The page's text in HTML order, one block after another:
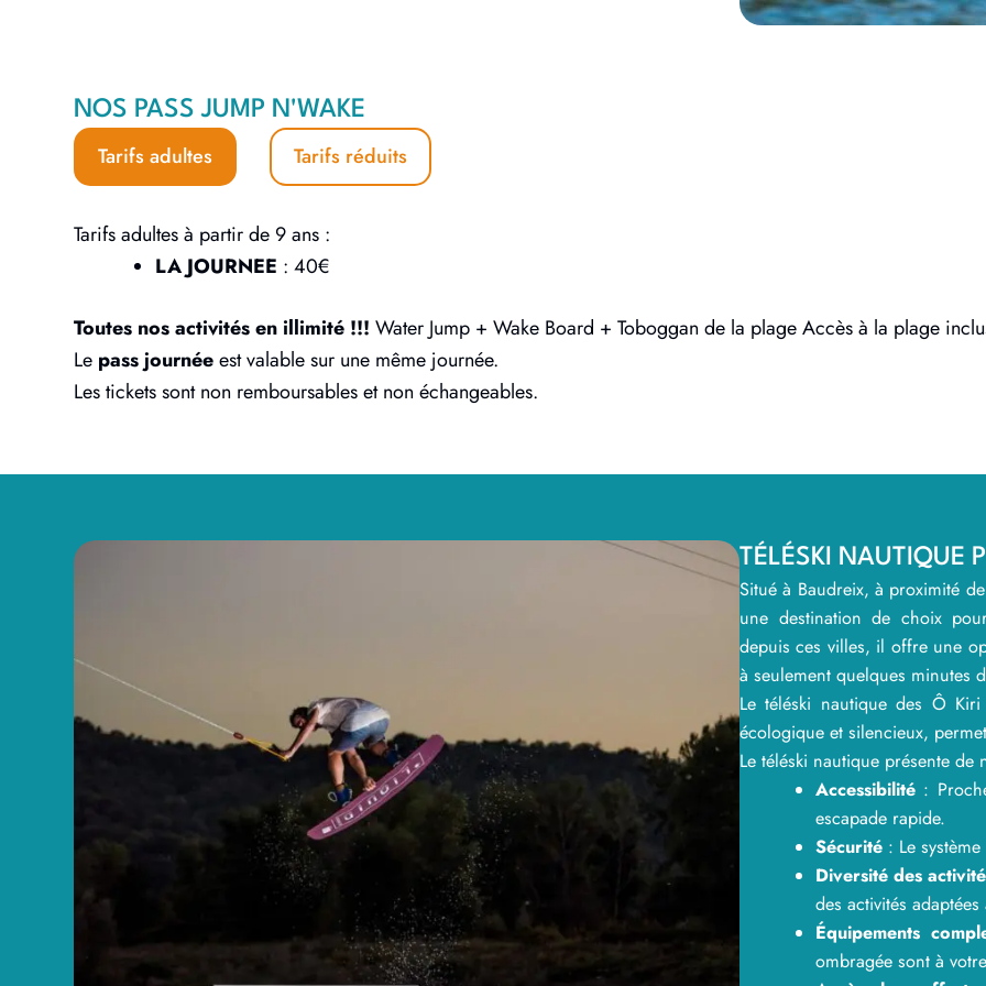
NOS PASS JUMP N'WAKE
Tarifs adultes Tarifs réduits
Tarifs adultes à partir de 9 ans :
LA JOURNEE : 40€
Toutes nos activités en illimité !!! Water Jump + Wake Board + Toboggan de la plage Accès à la plage
Le pass journéeest valable sur une même journée.
Les tickets sont non remboursables et non échangeables.
TÉLÉSKI NAUTIQUE
Situé à Baudreix, à proximité
une destination de choix
depuis ces villes, il offre une
à seulement quelques minutes
Le téléski nautique des Ô
écologique et silencieux,
Le téléski nautique présente de
Accessibilité:
escapade rapide.
Sécurité: Le système
Diversité des
des activités
Équipements
ombragée sont à